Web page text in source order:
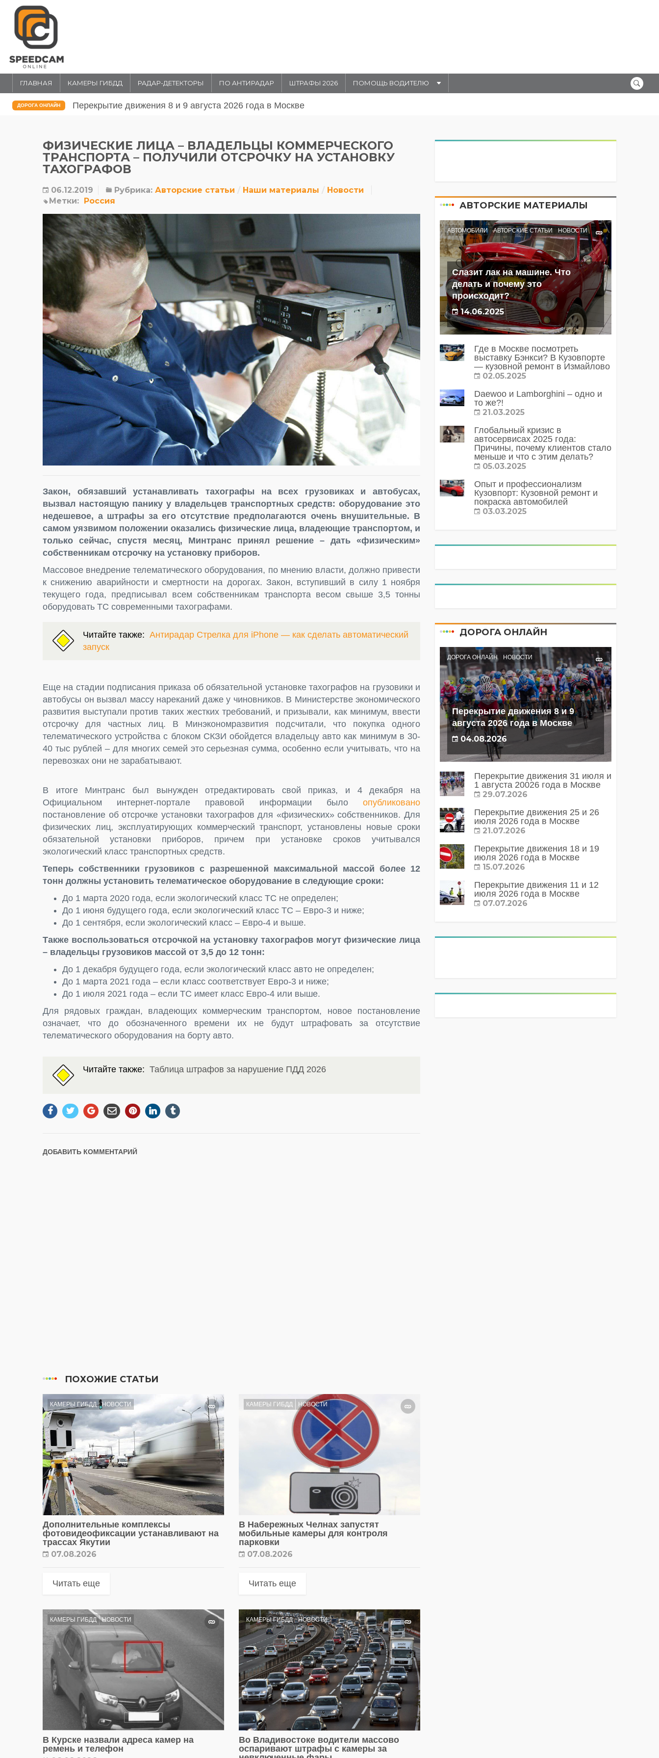
ГЛАВНАЯ КАМЕРЫ ГИБДД РАДАР-ДЕТЕКТОРЫ ПО АНТИРАДАР ШТРАФЫ 2026 ПОМОЩЬ ВОДИТЕЛЮ
ДОРОГА ОНЛАЙН Перекрытие движения 31 июля и 1 августа 20026 года в Москве
ФИЗИЧЕСКИЕ ЛИЦА – ВЛАДЕЛЬЦЫ КОММЕРЧЕСКОГО
ТРАНСПОРТА – ПОЛУЧИЛИ ОТСРОЧКУ НА УСТАНОВКУ
ТАХОГРАФОВ
06.12.2019 Рубрика: Авторские статьи Наши материалы
Новости
Метки: Россия
Закон, обязавший устанавливать тахографы на всех грузовиках и автобусах,
вызвал настоящую панику у владельцев транспортных средств: оборудование это
недешевое, а штрафы за его отсутствие предполагаются очень внушительные. В
самом уязвимом положении оказались физические лица, владеющие транспортом, и
только сейчас, спустя месяц, Минтранс принял решение – дать «физическим»
собственникам отсрочку на установку приборов.
Массовое внедрение телематического оборудования, по мнению власти, должно привести
к снижению аварийности и смертности на дорогах. Закон, вступивший в силу 1 ноября
текущего года, предписывал всем собственникам транспорта весом свыше 3,5 тонны
оборудовать ТС современными тахографами.
Читайте также: Антирадар Стрелка для iPhone — как сделать автоматический
запуск
Еще на стадии подписания приказа об обязательной установке тахографов на грузовики и
автобусы он вызвал массу нареканий даже у чиновников. В Министерстве экономического
развития выступали против таких жестких требований, и призывали, как минимум, ввести
отсрочку для частных лиц. В Минэкономразвития подсчитали, что покупка одного
телематического устройства с блоком СКЗИ обойдется владельцу авто как минимум в 30-
40 тыс рублей – для многих семей это серьезная сумма, особенно если учитывать, что на
перевозках они не зарабатывают.
В итоге Минтранс был вынужден отредактировать свой приказ, и 4 декабря на
Официальном интернет-портале правовой информации было опубликовано
постановление об отсрочке установки тахографов для «физических» собственников. Для
физических лиц, эксплуатирующих коммерческий транспорт, установлены новые сроки
обязательной установки приборов, причем при установке сроков учитывался
экологический класс транспортных средств.
Теперь собственники грузовиков с разрешенной максимальной массой более 12
тонн должны установить телематическое оборудование в следующие сроки:
До 1 марта 2020 года, если экологический класс ТС не определен;
До 1 июня будущего года, если экологический класс ТС – Евро-3 и ниже;
До 1 сентября, если экологический класс – Евро-4 и выше.
Также воспользоваться отсрочкой на установку тахографов могут физические лица
– владельцы грузовиков массой от 3,5 до 12 тонн:
До 1 декабря будущего года, если экологический класс авто не определен;
До 1 марта 2021 года – если класс соответствует Евро-3 и ниже;
До 1 июля 2021 года – если ТС имеет класс Евро-4 или выше.
Для рядовых граждан, владеющих коммерческим транспортом, новое постановление
означает, что до обозначенного времени их не будут штрафовать за отсутствие
телематического оборудования на борту авто.
Читайте также: Таблица штрафов за нарушение ПДД 2026
ДОБАВИТЬ КОММЕНТАРИЙ
ПОХОЖИЕ СТАТЬИ
КАМЕРЫ ГИБДД НОВОСТИ
Дополнительные комплексы
фотовидеофиксации устанавливают на
трассах Якутии
07.08.2026
Читать еще
КАМЕРЫ ГИБДД НОВОСТИ
В Набережных Челнах запустят
мобильные камеры для контроля
парковки
07.08.2026
Читать еще
КАМЕРЫ ГИБДД НОВОСТИ
В Курске назвали адреса камер на
ремень и телефон
КАМЕРЫ ГИБДД НОВОСТИ
Во Владивостоке водители массово
оспаривают штрафы с камеры за
АВТОРСКИЕ МАТЕРИАЛЫ
АВТОМОБИЛИ АВТОРСКИЕ СТАТЬИ НОВОСТИ
Слазит лак на машине. Что
делать и почему это
происходит?
14.06.2025
Где в Москве посмотреть
выставку Бэнкси? В Кузовпорте
— кузовной ремонт в Измайлово
02.05.2025
Daewoo и Lamborghini – одно и
то же?!
21.03.2025
Глобальный кризис в
автосервисах 2025 года:
Причины, почему клиентов стало
меньше и что с этим делать?
05.03.2025
Опыт и профессионализм
Кузовпорт: Кузовной ремонт и
покраска автомобилей
03.03.2025
ДОРОГА ОНЛАЙН
ДОРОГА ОНЛАЙН НОВОСТИ
Перекрытие движения 8 и 9
августа 2026 года в Москве
04.08.2026
Перекрытие движения 31 июля и
1 августа 20026 года в Москве
29.07.2026
Перекрытие движения 25 и 26
июля 2026 года в Москве
21.07.2026
Перекрытие движения 18 и 19
июля 2026 года в Москве
15.07.2026
Перекрытие движения 11 и 12
июля 2026 года в Москве
07.07.2026